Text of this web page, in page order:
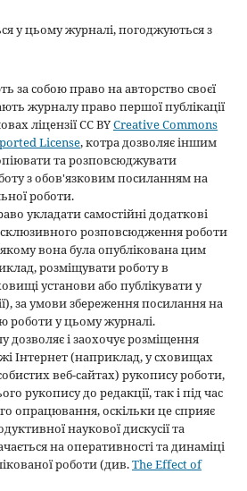
у цьому журналі, погоджуються з
за собою право на авторство своєї
журналу право першої публікації
ліцензії CC BYCreative Commons
License, котра дозволяє іншим
та розповсюджувати
з обов'язковим посиланням на
роботи.
укладати самостійні додаткові
розповсюдження роботи
вона була опублікована цим
розміщувати роботу в
установи або публікувати у
за умови збереження посилання на
роботи у цьому журналі.
дозволяє і заохочує розміщення
Інтернет (наприклад, у сховищах
веб-сайтах) рукопису роботи,
рукопису до редакції, так і під час
опрацювання, оскільки це сприяє
наукової дискусії та
на оперативності та динаміці
роботи (див.The Effect of